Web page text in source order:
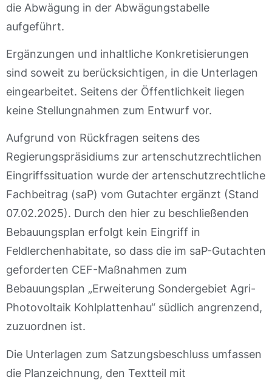
die Abwägung in der Abwägungstabelle
aufgeführt.
Ergänzungen und inhaltliche Konkretisierungen
sind soweit zu berücksichtigen, in die Unterlagen
eingearbeitet. Seitens der Öffentlichkeit liegen
keine Stellungnahmen zum Entwurf vor.
Aufgrund von Rückfragen seitens des
Regierungspräsidiums zur artenschutzrechtlichen
Eingriffssituation wurde der artenschutzrechtliche
Fachbeitrag (saP) vom Gutachter ergänzt (Stand
07.02.2025). Durch den hier zu beschließenden
Bebauungsplan erfolgt kein Eingriff in
Feldlerchenhabitate, so dass die im saP-Gutachten
geforderten CEF-Maßnahmen zum
Bebauungsplan „Erweiterung Sondergebiet Agri-
Photovoltaik Kohlplattenhau“ südlich angrenzend,
zuzuordnen ist.
Die Unterlagen zum Satzungsbeschluss umfassen
die Planzeichnung, den Textteil mit